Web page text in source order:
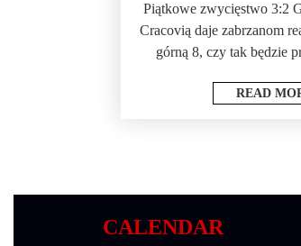
Piątkowe zwycięstwo 3:2
Cracovią daje zabrzanom
górną 8, czy tak będzie
READ
CALENDAR